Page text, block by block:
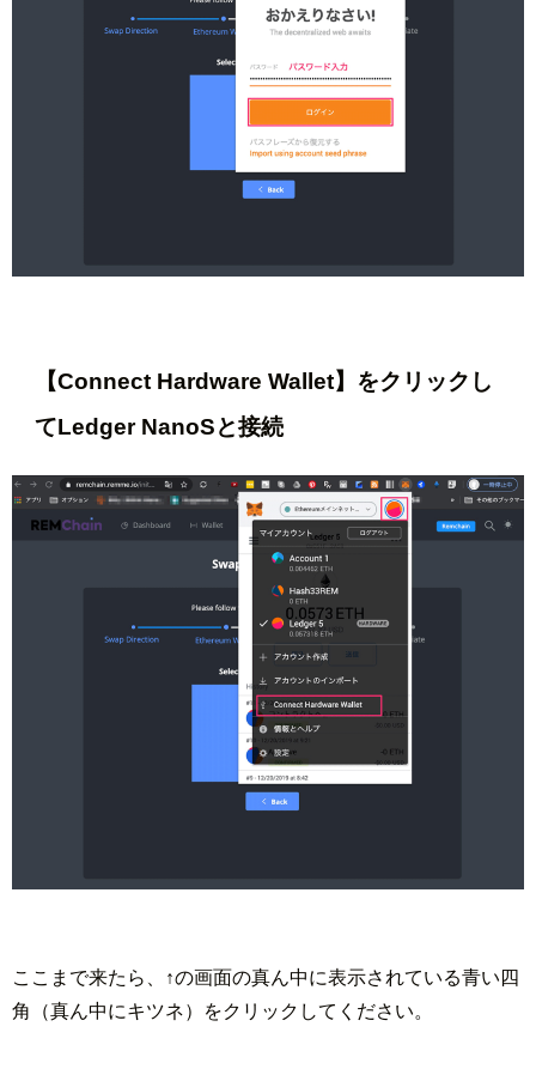
【Connect Hardware Wallet】をクリックし
てLedger NanoSと接続
ここまで来たら、↑の画面の真ん中に表示されている青い四
角（真ん中にキツネ）をクリックしてください。